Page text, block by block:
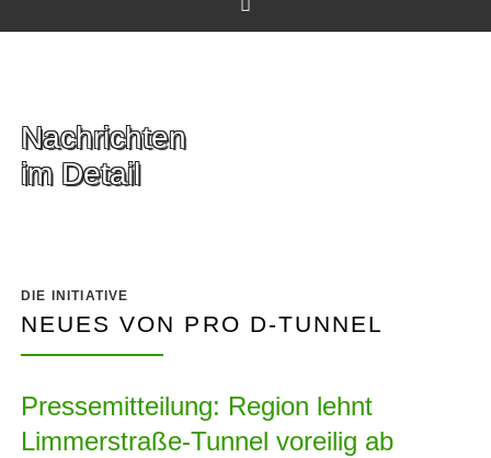
Nachrichten
im Detail
DIE INITIATIVE
NEUES VON PRO D-TUNNEL
Pressemitteilung: Region lehnt
Limmerstraße-Tunnel voreilig ab